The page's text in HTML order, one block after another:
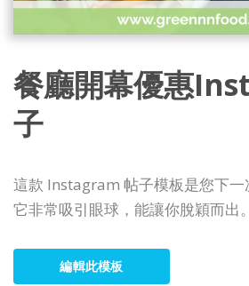
餐廳開幕優惠
子
這款 Instagram 帖子模板是您下一
它非常吸引眼球，能讓你脫穎而出。
編輯此模板